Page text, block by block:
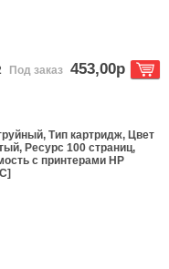
Под заказ 453,00р
, Типкартридж, Цвет
, Ресурс100 страниц,
с принтерами HP